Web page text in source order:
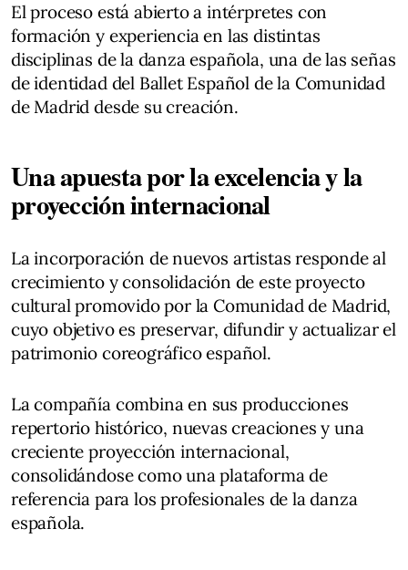
El proceso está abierto a intérpretes con
formación y experiencia en las distintas
disciplinas de la danza española, una de las señas
de identidad del Ballet Español de la Comunidad
de Madrid desde su creación.
Una apuesta por la excelencia y la
proyección internacional
La incorporación de nuevos artistas responde al
crecimiento y consolidación de este proyecto
cultural promovido por la Comunidad de Madrid,
cuyo objetivo es preservar, difundir y actualizar el
patrimonio coreográfico español.
La compañía combina en sus producciones
repertorio histórico, nuevas creaciones y una
creciente proyección internacional,
consolidándose como una plataforma de
referencia para los profesionales de la danza
española.